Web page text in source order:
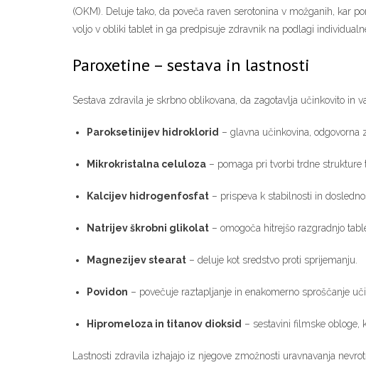
(OKM). Deluje tako, da poveča raven serotonina v možganih, kar
voljo v obliki tablet in ga predpisuje zdravnik na podlagi
Paroxetine – sestava in lastnosti
Sestava zdravila je skrbno oblikovana, da zagotavlja učinkovito in
Paroksetinijev hidroklorid – glavna učinkovina, odgovorna
Mikrokristalna celuloza – pomaga pri tvorbi trdne
Kalcijev hidrogenfosfat – prispeva k stabilnosti in
Natrijev škrobni glikolat – omogoča hitrejšo razgradnjo
Magnezijev stearat – deluje kot sredstvo proti sprijemanju.
Povidon – povečuje raztapljanje in enakomerno sproščanje
Hipromeloza in titanov dioksid – sestavini filmske obloge,
Lastnosti zdravila izhajajo iz njegove zmožnosti uravnavanja